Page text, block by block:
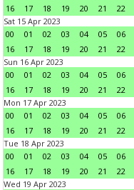
16
17 18 19 20 21 22
Sat 15 Apr 2023
00
01 02 03 04 05 06
16
17 18 19 20 21 22
Sun 16 Apr 2023
00
01 02 03 04 05 06
16
17 18 19 20 21 22
Mon 17 Apr 2023
00
01 02 03 04 05 06
16
17 18 19 20 21 22
Tue 18 Apr 2023
00
01 02 03 04 05 06
16
17 18 19 20 21 22
Wed 19 Apr 2023